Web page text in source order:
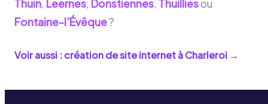
Thuin, Leernes, Donstiennes, Thuilliesou
Fontaine-l'Évêque?
Voir aussi : création de site internet àCharleroi →